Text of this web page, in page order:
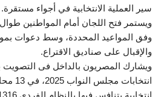
سير العملية الانتخابية في أجواء مستقرة.
ويستمر فتح اللجان أمام المواطنين
وفق المواعيد المحددة، وسط دعوات
والإقبال على صناديق الاقتراع.
ويشارك المصريون بالداخل فى التصويت